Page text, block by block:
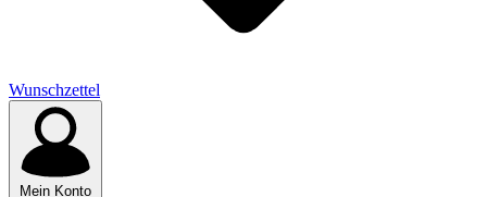
Wunschzettel
Mein Konto